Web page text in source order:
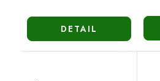
DETAIL